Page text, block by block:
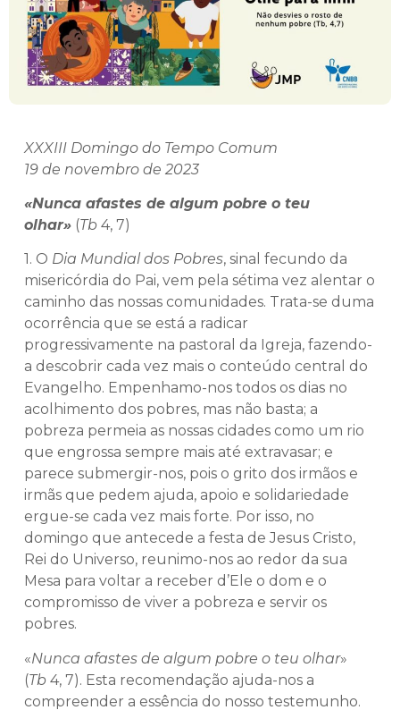
XXXIII Domingo do Tempo Comum
19 de novembro de 2023
«Nunca afastes de algum pobre o teu
olhar» (Tb 4, 7)
1. O Dia Mundial dos Pobres, sinal fecundo da
misericórdia do Pai, vem pela sétima vez alentar o
caminho das nossas comunidades. Trata-se duma
ocorrência que se está a radicar
progressivamente na pastoral da Igreja, fazendo-
a descobrir cada vez mais o conteúdo central do
Evangelho. Empenhamo-nos todos os dias no
acolhimento dos pobres, mas não basta; a
pobreza permeia as nossas cidades como um rio
que engrossa sempre mais até extravasar; e
parece submergir-nos, pois o grito dos irmãos e
irmãs que pedem ajuda, apoio e solidariedade
ergue-se cada vez mais forte. Por isso, no
domingo que antecede a festa de Jesus Cristo,
Rei do Universo, reunimo-nos ao redor da sua
Mesa para voltar a receber d’Ele o dom e o
compromisso de viver a pobreza e servir os
pobres.
«Nunca afastes de algum pobre o teu olhar»
(Tb 4, 7). Esta recomendação ajuda-nos a
compreender a essência do nosso testemunho.